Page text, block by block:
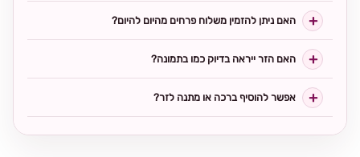
האם ניתן להזמין משלוח פרחים מהיום להיום?
האם הזר ייראה בדיוק כמו בתמונה?
אפשר להוסיף ברכה או מתנה לזר?